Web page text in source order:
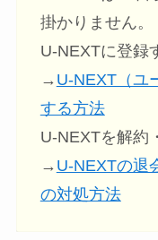
掛かりません。
U-NEXTに登録
→ U-NEXT（ユ
する方法
U-NEXTを解約
→ U-NEXTの退
の対処方法